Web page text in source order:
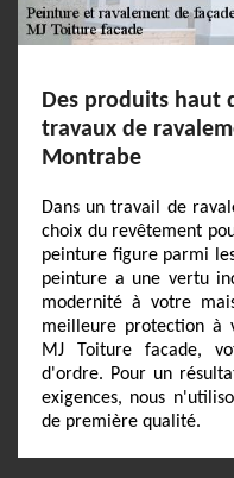
Des produits haut
travaux de
Montrabe
Dans un travail de
choix du revêtement
peinture figure parmi
peinture a une vertu
modernité à votre
meilleure protection à
MJ Toiture facade,
d'ordre. Pour un
exigences, nous
de première qualité.